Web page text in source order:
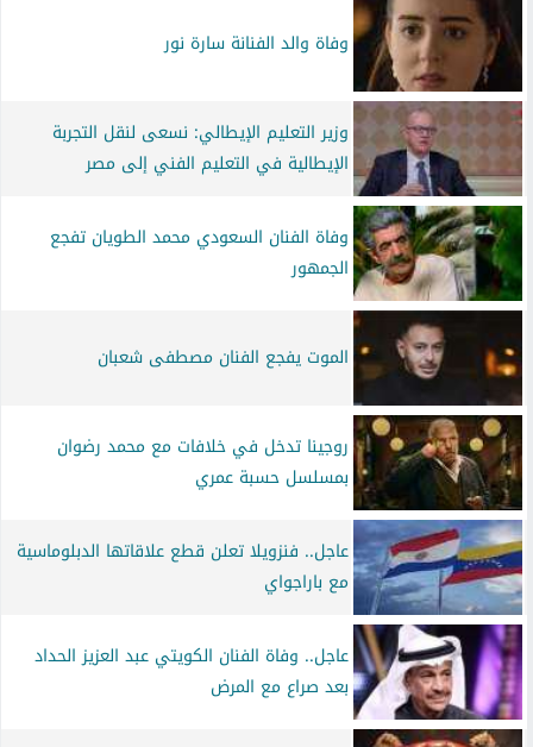
وفاة والد الفنانة سارة نور
وزير التعليم الإيطالي: نسعى لنقل التجربة
الإيطالية في التعليم الفني إلى مصر
وفاة الفنان السعودي محمد الطويان تفجع
الجمهور
الموت يفجع الفنان مصطفى شعبان
روجينا تدخل في خلافات مع محمد رضوان
بمسلسل حسبة عمري
عاجل.. فنزويلا تعلن قطع علاقاتها الدبلوماسية
مع باراجواي
عاجل.. وفاة الفنان الكويتي عبد العزيز الحداد
بعد صراع مع المرض